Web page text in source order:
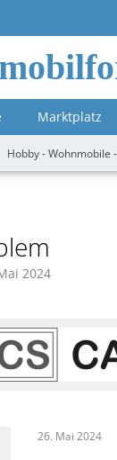
Marktplatz
Hobby - Wohnmobile
2024
26. Mai 2024